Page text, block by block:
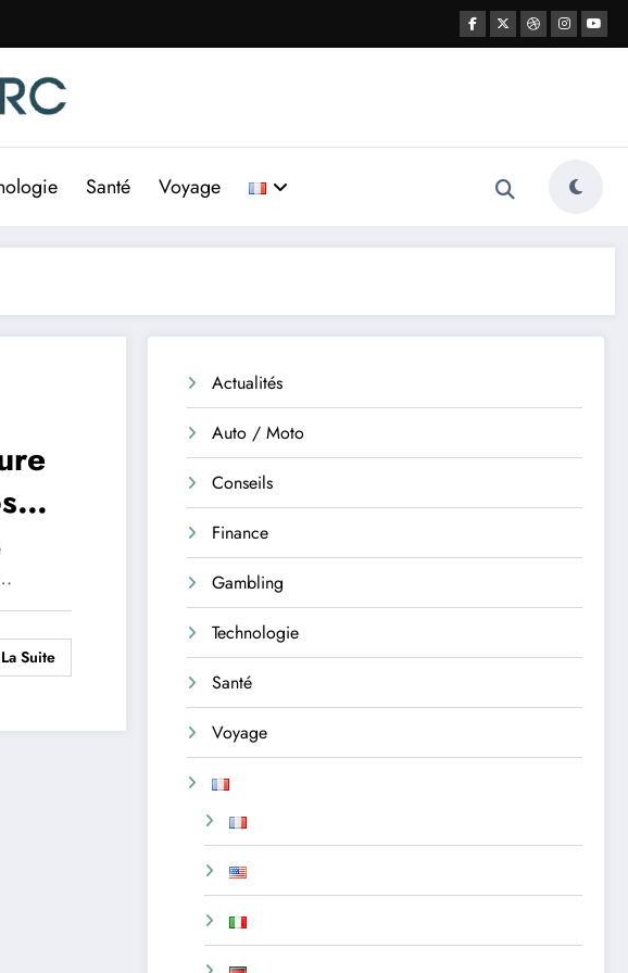
Santé Voyage
Suite
Actualités
Auto / Moto
Conseils
Finance
Gambling
Technologie
Santé
Voyage